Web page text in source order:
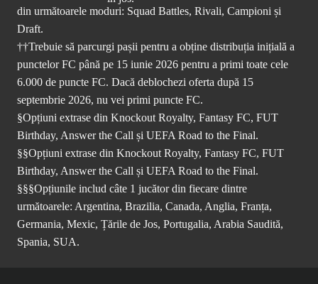
din următoarele moduri: Squad Battles, Rivali, Campioni și
Draft.
††Trebuie să parcurgi pașii pentru a obține distribuția inițială a
punctelor FC până pe 15 iunie 2026 pentru a primi toate cele
6.000 de puncte FC. Dacă deblochezi oferta după 15
septembrie 2026, nu vei primi puncte FC.
§Opțiuni extrase din Knockout Royalty, Fantasy FC, FUT
Birthday, Answer the Call și UEFA Road to the Final.
§§Opțiuni extrase din Knockout Royalty, Fantasy FC, FUT
Birthday, Answer the Call și UEFA Road to the Final.
§§§Opțiunile includ câte 1 jucător din fiecare dintre
următoarele: Argentina, Brazilia, Canada, Anglia, Franța,
Germania, Mexic, Țările de Jos, Portugalia, Arabia Saudită,
Spania, SUA.